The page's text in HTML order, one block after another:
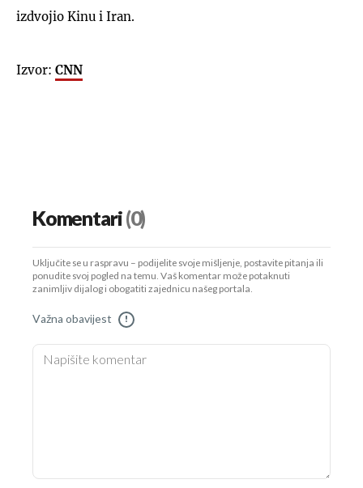
izdvojio Kinu i Iran.
Izvor: CNN
Komentari(0)
Uključite se u raspravu – podijelite svoje mišljenje, postavite pitanja ili
ponudite svoj pogled na temu. Vaš komentar može potaknuti
zanimljiv dijalog i obogatiti zajednicu našeg portala.
Važna obavijest !